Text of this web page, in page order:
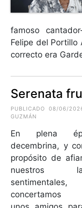
famoso
Felipe del Portillo
correcto era
Serenata
PUBLICADO 08/06/
GUZMÁN
En plena
decembrina, y
propósito de
nuestros
sentimentales,
concertamos